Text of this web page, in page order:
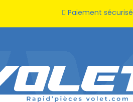
Paiement sécurisé